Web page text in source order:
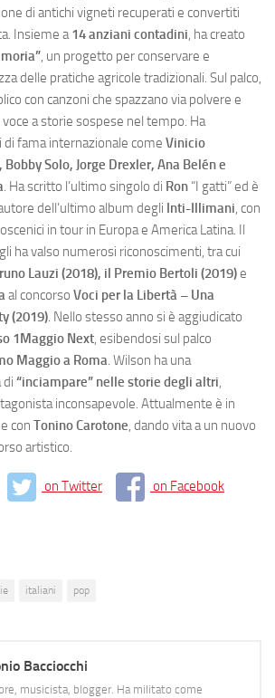
di antichi vigneti recuperati e convertiti
Insieme a14 anziani contadini, ha creato
, un progetto per conservare e
delle pratiche agricole tradizionali. Sul palco,
con canzoni che spazzano via polvere e
a storie sospese nel tempo. Ha
fama internazionale come Vinicio
Bobby Solo, Jorge Drexler, Ana Belén e
. Ha scritto l’ultimo singolo di Ron “I gatti” ed è
dell’ultimo album degli Inti-Illimani, con
in tour in Europa e America Latina. Il
ha valso numerosi riconoscimenti, tra cui
Lauzi (2018), il Premio Bertoli (2019)e
al concorso Voci per la Libertà – Una
(2019). Nello stesso anno si è aggiudicato
1Maggio Next, esibendosi sul palco
Maggio a Roma. Wilson ha una
di “inciampare” nelle storie degli altri,
inconsapevole. Attualmente è in
con Tonino Carotone, dando vita a un nuovo
artistico.
on Twitter on Facebook
italiani pop
Bacciocchi
musicista, blogger. Ha militato come